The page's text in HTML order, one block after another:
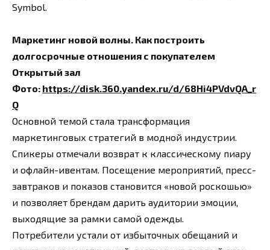
Symbol.
Маркетинг новой волны. Как построить
долгосрочные отношения с покупателем
Открытый зал
Фото: https://disk.360.yandex.ru/d/68Hi4PVdvQA_r
Q
Основной темой стала трансформация
маркетинговых стратегий в модной индустрии.
Спикеры отмечали возврат к классическому пиару
и офлайн-ивентам. Посещение мероприятий, пресс-
завтраков и показов становится «новой роскошью»
и позволяет брендам дарить аудитории эмоции,
выходящие за рамки самой одежды.
Потребители устали от избыточных обещаний и